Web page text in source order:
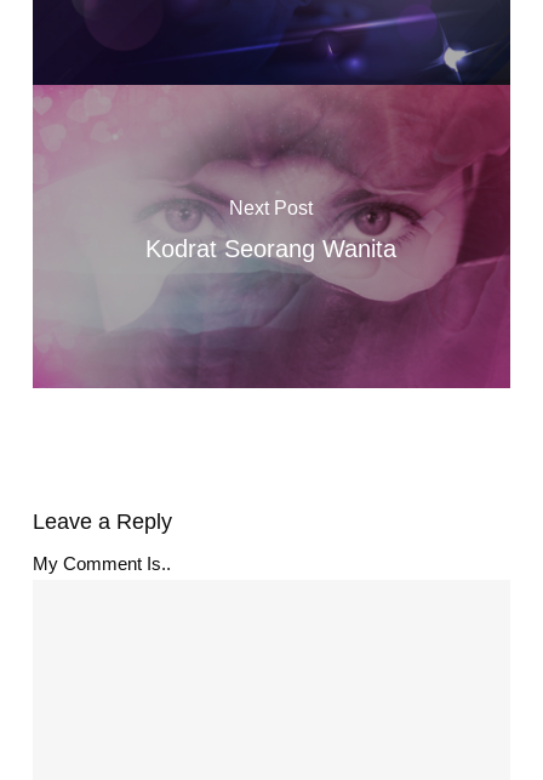
Next Post
Kodrat Seorang Wanita
Leave a Reply
My Comment Is..